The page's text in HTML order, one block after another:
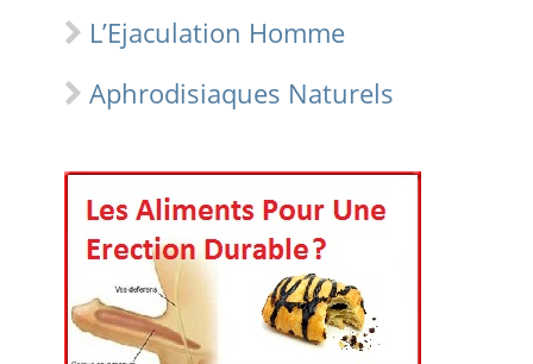
L’Ejaculation Homme
Aphrodisiaques Naturels